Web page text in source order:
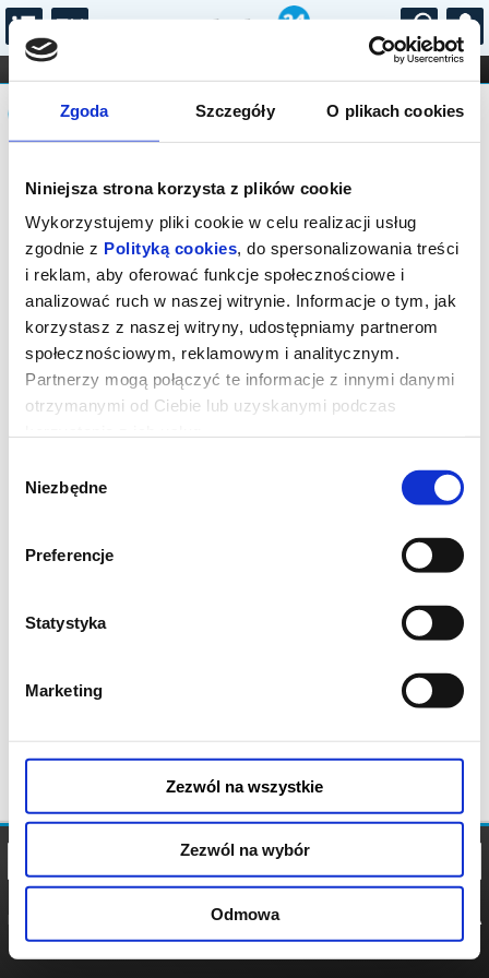
Zgoda Szczegóły O plikach cookies
Niniejsza strona korzysta z plików cookie
Wykorzystujemy pliki cookie w celu realizacji usług
zgodnie z Polityką cookies, do spersonalizowania treści
i reklam, aby oferować funkcje społecznościowe i
analizować ruch w naszej witrynie. Informacje o tym, jak
korzystasz z naszej witryny, udostępniamy partnerom
społecznościowym, reklamowym i analitycznym.
Partnerzy mogą połączyć te informacje z innymi danymi
otrzymanymi od Ciebie lub uzyskanymi podczas
zgody
Niezbędne
Preferencje
Statystyka
Marketing
Zezwól na wszystkie
Zezwól na wybór
Odmowa
...
FILHARMONIA OPERA I BALET
STAND-UP
DLA DZIECI
Komunikat
Sprzedaż on-line została zakończona,
sprawdź dostępność biletów w kasie.
POLITYKA
POLITYKA